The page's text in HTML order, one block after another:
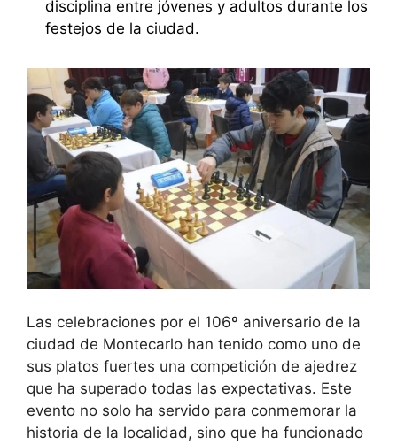
disciplina entre jóvenes y adultos durante los
festejos de la ciudad.
Las celebraciones por el 106º aniversario de la
ciudad de Montecarlo han tenido como uno de
sus platos fuertes una competición de ajedrez
que ha superado todas las expectativas. Este
evento no solo ha servido para conmemorar la
historia de la localidad, sino que ha funcionado